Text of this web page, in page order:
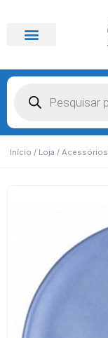
Início / Loja / Acessórios